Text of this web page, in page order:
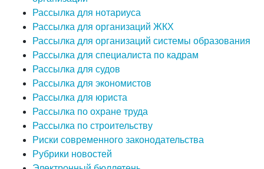
Рассылка для нотариуса
Рассылка для организаций ЖКХ
Рассылка для организаций системы образования
Рассылка для специалиста по кадрам
Рассылка для судов
Рассылка для экономистов
Рассылка для юриста
Рассылка по охране труда
Рассылка по строительству
Риски современного законодательства
Рубрики новостей